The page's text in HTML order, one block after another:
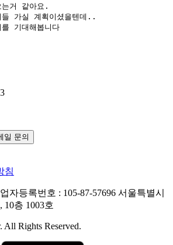
는거 같아요.
들 가실 계획이셨을텐데..
기대해봅니다
일 문의
침
자등록번호 : 105-87-57696 서울특별시
10층 1003호
Rights Reserved.